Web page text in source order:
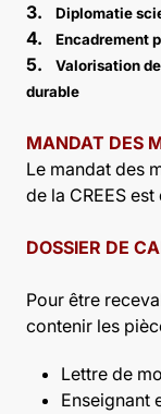
3. Diplomatie
4. Encadrement
5.
Valorisation
durable
MANDAT DES
Le mandat des
de la CREES est
DOSSIER DE
Pour être
contenir les
Lettre de
Enseignant